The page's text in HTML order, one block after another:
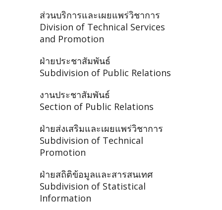
ส่วนบริการและเผยแพร่วิชาการ
Division of Technical Services
and Promotion
ฝ่ายประชาสัมพันธ์
Subdivision of Public Relations
งานประชาสัมพันธ์
Section of Public Relations
ฝ่ายส่งเสริมและเผยแพร่วิชาการ
Subdivision of Technical
Promotion
ฝ่ายสถิติข้อมูลและสารสนเทศ
Subdivision of Statistical
Information